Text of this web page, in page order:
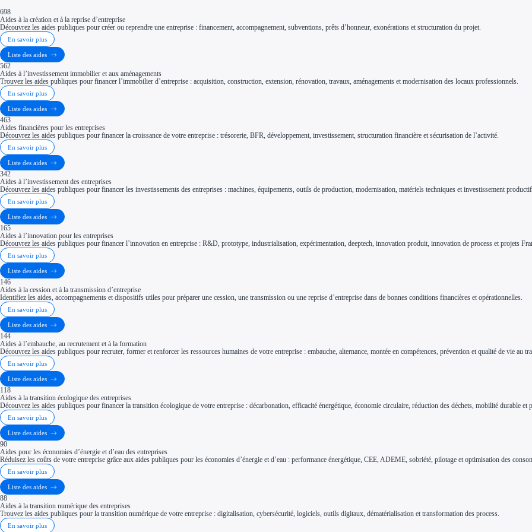
698
Aides à la création et à la reprise d’entreprise
Découvrez les aides publiques pour créer ou reprendre une entreprise : financement, accompagnement, subventions, prêts d’honneur, exonérations et structuration du projet.
En savoir plus
Liste des aides
562
Aides à l’investissement immobilier et aux aménagements
Trouvez les aides publiques pour financer l’immobilier d’entreprise : acquisition, construction, extension, rénovation, travaux, aménagements et modernisation des locaux professionnels.
En savoir plus
Liste des aides
463
Aides financières pour les entreprises
Découvrez les aides publiques pour financer la croissance de votre entreprise : trésorerie, BFR, développement, investissement, structuration financière et sécurisation de l’activité.
En savoir plus
Liste des aides
342
Aides à l’investissement des entreprises
Découvrez les aides publiques pour financer les investissements des entreprises : machines, équipements, outils de production, modernisation, matériels techniques et investissement
En savoir plus
Liste des aides
165
Aides à l’innovation pour les entreprises
Découvrez les aides publiques pour financer l’innovation en entreprise : R&D, prototype, industrialisation, expérimentation, deeptech, innovation produit, innovation de process et projets
En savoir plus
Liste des aides
146
Aides à la cession et à la transmission d’entreprise
Identifiez les aides, accompagnements et dispositifs utiles pour préparer une cession, une transmission ou une reprise d’entreprise dans de bonnes conditions financières et opérationnelles.
En savoir plus
Liste des aides
144
Aides à l’embauche, au recrutement et à la formation
Découvrez les aides publiques pour recruter, former et renforcer les ressources humaines de votre entreprise : embauche, alternance, montée en compétences, prévention et qualité de vie au
En savoir plus
Liste des aides
118
Aides à la transition écologique des entreprises
Découvrez les aides publiques pour financer la transition écologique de votre entreprise : décarbonation, efficacité énergétique, économie circulaire, réduction des déchets, mobilité durable et
En savoir plus
Liste des aides
90
Aides pour les économies d’énergie et d’eau des entreprises
Réduisez les coûts de votre entreprise grâce aux aides publiques pour les économies d’énergie et d’eau : performance énergétique, CEE, ADEME, sobriété, pilotage et optimisation des
En savoir plus
Liste des aides
88
Aides à la transition numérique des entreprises
Trouvez les aides publiques pour la transition numérique de votre entreprise : digitalisation, cybersécurité, logiciels, outils digitaux, dématérialisation et transformation des process.
En savoir plus